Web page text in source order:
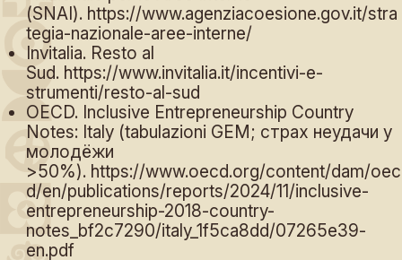
(SNAI). https://www.agenziacoesione.gov.it/stra
tegia-nazionale-aree-interne/
Invitalia. Resto al
Sud. https://www.invitalia.it/incentivi-e-
strumenti/resto-al-sud
OECD. Inclusive Entrepreneurship Country
Notes: Italy (tabulazioni GEM; страх неудачи у
молодёжи
>50%). https://www.oecd.org/content/dam/oec
d/en/publications/reports/2024/11/inclusive-
entrepreneurship-2018-country-
notes_bf2c7290/italy_1f5ca8dd/07265e39-
en.pdf